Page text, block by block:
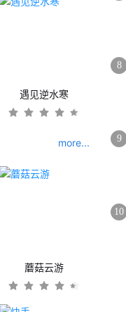
遇见逆水寒
more...
蘑菇云游
8
9
10